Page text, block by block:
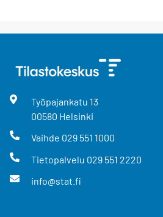
Työpajankatu 13
00580 Helsinki
Vaihde 029 551 1000
Tietopalvelu 029 551 2220
info@stat.fi